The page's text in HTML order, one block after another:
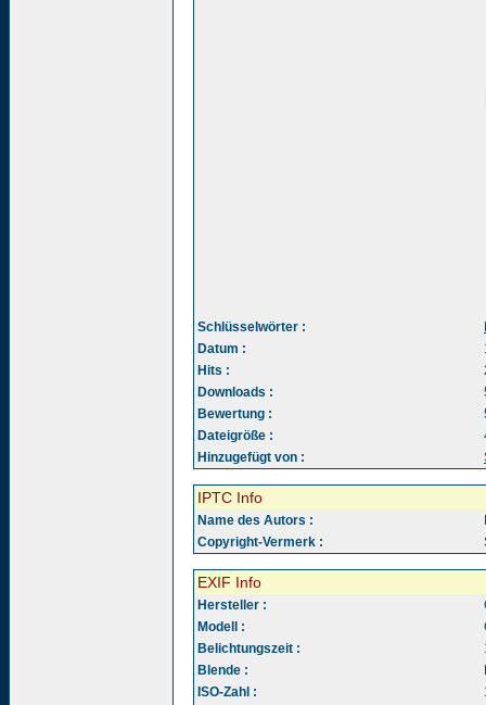
Schlüsselwörter :
Datum :
Hits :
Downloads :
Bewertung :
Dateigröße :
Hinzugefügt von :
IPTC Info
Name des Autors :
Copyright-Vermerk :
EXIF Info
Hersteller :
Modell :
Belichtungszeit :
Blende :
ISO-Zahl :